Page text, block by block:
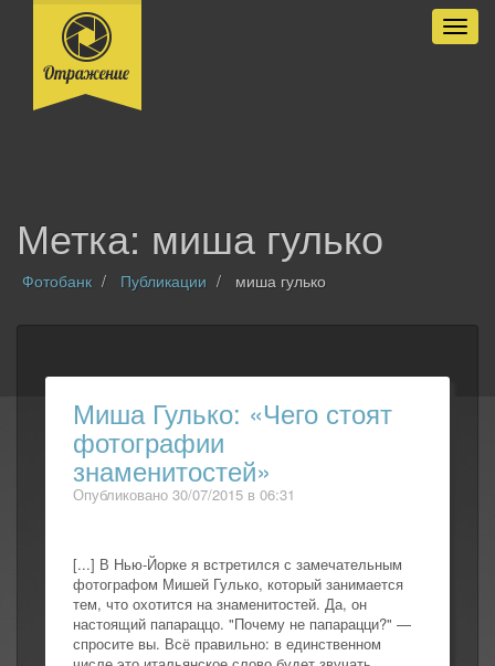
Метка: миша гулько
Фотобанк Публикации миша гулько
Миша Гулько: «Чего стоят
фотографии
знаменитостей»
Опубликовано 30/07/2015 в 06:31
[...] В Нью-Йорке я встретился с замечательным
фотографом Мишей Гулько, который занимается
тем, что охотится на знаменитостей. Да, он
настоящий папараццо. "Почему не папарацци?" —
спросите вы. Всё правильно: в единственном